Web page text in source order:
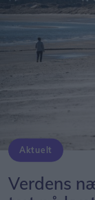
Aktuelt
Verdens